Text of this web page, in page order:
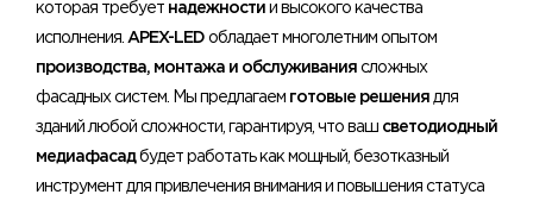
которая требует надежности и высокого качества
исполнения. APEX-LED обладает многолетним опытом
производства, монтажа и обслуживания сложных
фасадных систем. Мы предлагаем готовые решения для
зданий любой сложности, гарантируя, что ваш светодиодный
медиафасадбудет работать как мощный, безотказный
инструмент для привлечения внимания и повышения статуса